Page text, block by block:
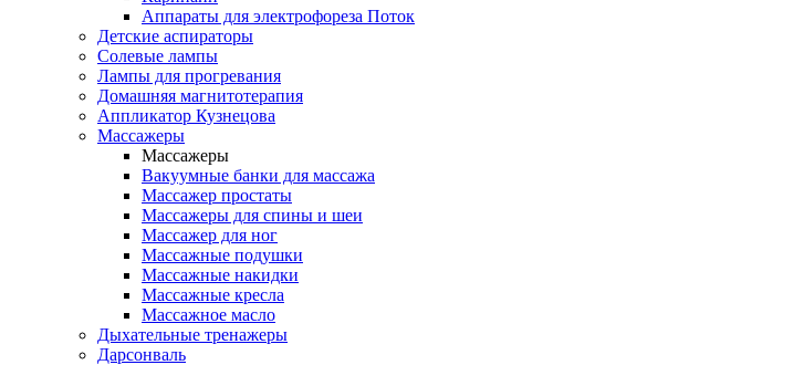
Аппараты для электрофореза Поток
Детские аспираторы
Солевые лампы
Лампы для прогревания
Домашняя магнитотерапия
Аппликатор Кузнецова
Массажеры
Массажеры
Вакуумные банки для массажа
Массажер простаты
Массажеры для спины и шеи
Массажер для ног
Массажные подушки
Массажные накидки
Массажные кресла
Массажное масло
Дыхательные тренажеры
Дарсонваль